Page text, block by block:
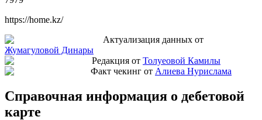
https://home.kz/
Актуализация данных от
Жумагуловой Динары
Редакция от Толуеовой Камилы
Факт чекинг от Алиева Нурислама
Справочная информация о дебетовой
карте